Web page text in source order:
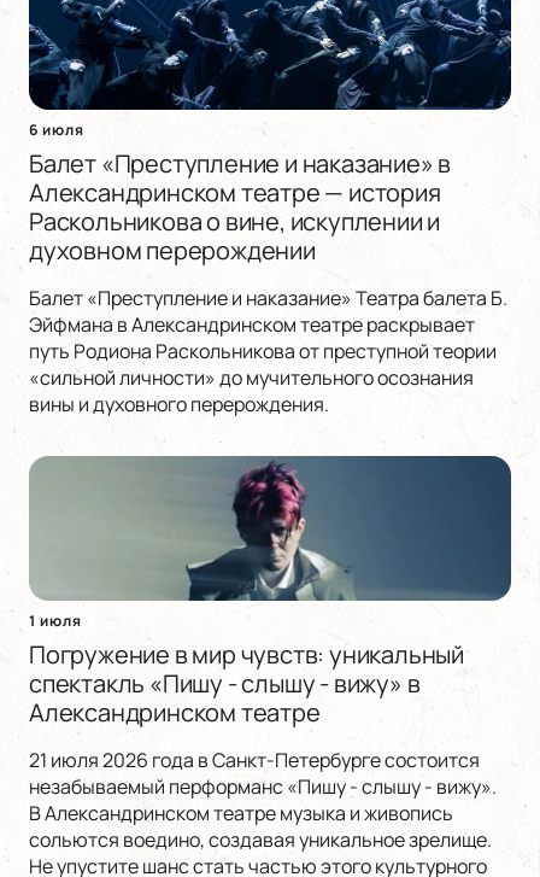
6 июля
Балет «Преступление и наказание» в
Александринском театре — история
Раскольникова о вине, искуплении и
духовном перерождении
Балет «Преступление и наказание» Театра балета Б.
Эйфмана в Александринском театре раскрывает
путь Родиона Раскольникова от преступной теории
«сильной личности» до мучительного осознания
вины и духовного перерождения.
1 июля
Погружение в мир чувств: уникальный
спектакль «Пишу - слышу - вижу» в
Александринском театре
21 июля 2026 года в Санкт-Петербурге состоится
незабываемый перформанс «Пишу - слышу - вижу».
В Александринском театре музыка и живопись
сольются воедино, создавая уникальное зрелище.
Не упустите шанс стать частью этого культурного